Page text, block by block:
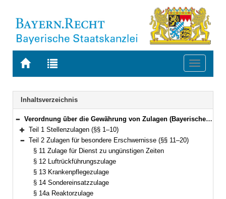
Zur
BAYERN.RECHT
Zur
letzten
Suche
Toggle
Navigation
Inhaltsverzeichnis
Bereich reduzieren
Verordnung über die Gewährung von Zulagen (Bayerische Zulagenverordnung – BayZulV) Vom 16. November 2010 (GVBl. S. 747) BayRS 2032-2-11-F (§§ 1–22)
Bereich erweitern
Teil 1 Stellenzulagen (§§ 1–10)
Bereich reduzieren
Teil 2 Zulagen für besondere Erschwernisse (§§ 11–20)
§ 11 Zulage für Dienst zu ungünstigen Zeiten
§ 12 Luftrückführungszulage
§ 13 Krankenpflegezulage
§ 14 Sondereinsatzzulage
§ 14a Reaktorzulage